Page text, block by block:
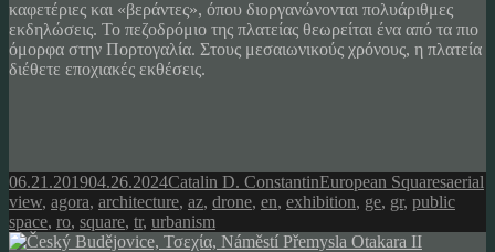
καφετέριες και «βεράντες», όπου διοργανώνονται πολυάριθμες
εκδηλώσεις. Το πεζοδρόμιο της πλατείας θεωρείται ένα από τα πιο
όμορφα στην Πορτογαλία. Στους μεσαιωνικούς χρόνους, η πλατεία
διέθετε εποχιακές εκθέσεις.
Posted
on
06.21.201904.26.2024Author
Catalin D. ConstantinCategories
European SquaresTags
aerial
view, agora, architecture, az, drone, en, exhibition, ge, gr, public
space, ro, square, tr, urbanism